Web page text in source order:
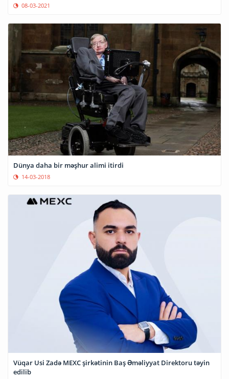
08-03-2021
Dünya daha bir məşhur alimi itirdi
14-03-2018
Vüqar Usi Zadə MEXC şirkətinin Baş Əməliyyat Direktoru təyin
edilib